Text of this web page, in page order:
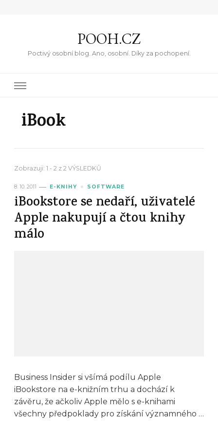
POOH.CZ
Poctivý osobní blog. Ano, osobní. Díky za pochopení.
iBook
Zobrazuji: 1 - 2 z 2 VÝSLEDKŮ
8. 10. 2011 E-KNIHY SOFTWARE
iBookstore se nedaří, uživatelé
Apple nakupují a čtou knihy
málo
Business Insider si všímá podílu Apple
iBookstore na e-knižním trhu a dochází k
závěru, že ačkoliv Apple mělo s e-knihami
všechny předpoklady pro získání významného …